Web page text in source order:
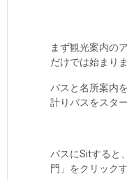
まず観光案内の
だけでは始まりま
バスと名所案内
計りバスをスタ
バスにSitすると
門」をクリック